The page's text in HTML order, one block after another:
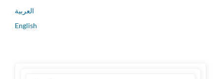
العربية
English